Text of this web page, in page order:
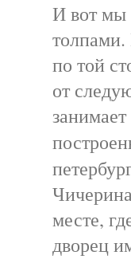
И вот мы
по той
от
месте,
дворец